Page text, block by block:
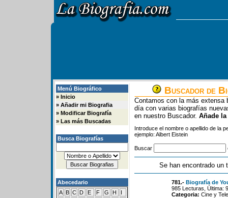
Menú Biográfico
» Inicio
» Añadir mi Biografia
» Modificar Biografía
» Las más Buscadas
Busca Biografías
Abecedario
A B C D E F G H
I
Buscador de
Contamos con la más extensa
día con varias biografías
en nuestro Buscador. Añade
Introduce el nombre o apellido de la
ejemplo: Albert Eistein
Buscar
Se han encontrado un
781.- Biografía de
985 Lecturas, Última:
Categoria: Cine y